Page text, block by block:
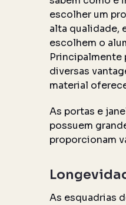
escolher um
alta qualidade,
escolhem o
Principalmente
diversas
material
As portas e
possuem
proporcionam
As esquadrias